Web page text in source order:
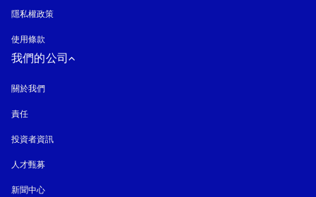
隱私權政策
使用條款
我們的公司
關於我們
責任
投資者資訊
人才甄募
新聞中心